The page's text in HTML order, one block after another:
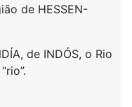
de HESSEN-
de INDÓS, o Rio